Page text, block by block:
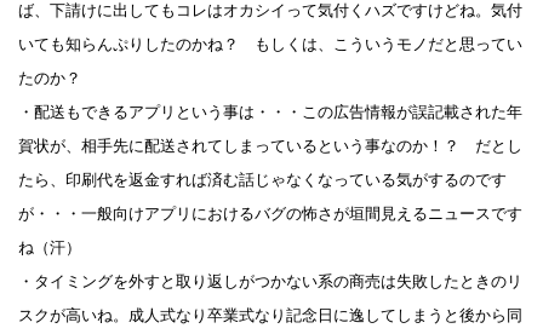
ば、下請けに出してもコレはオカシイって気付くハズですけどね。気付
いても知らんぷりしたのかね？ もしくは、こういうモノだと思ってい
たのか？
・配送もできるアプリという事は・・・この広告情報が誤記載された年
賀状が、相手先に配送されてしまっているという事なのか！？ だとし
たら、印刷代を返金すれば済む話じゃなくなっている気がするのです
が・・・一般向けアプリにおけるバグの怖さが垣間見えるニュースです
ね（汗）
・タイミングを外すと取り返しがつかない系の商売は失敗したときのリ
スクが高いね。成人式なり卒業式なり記念日に逸してしまうと後から同